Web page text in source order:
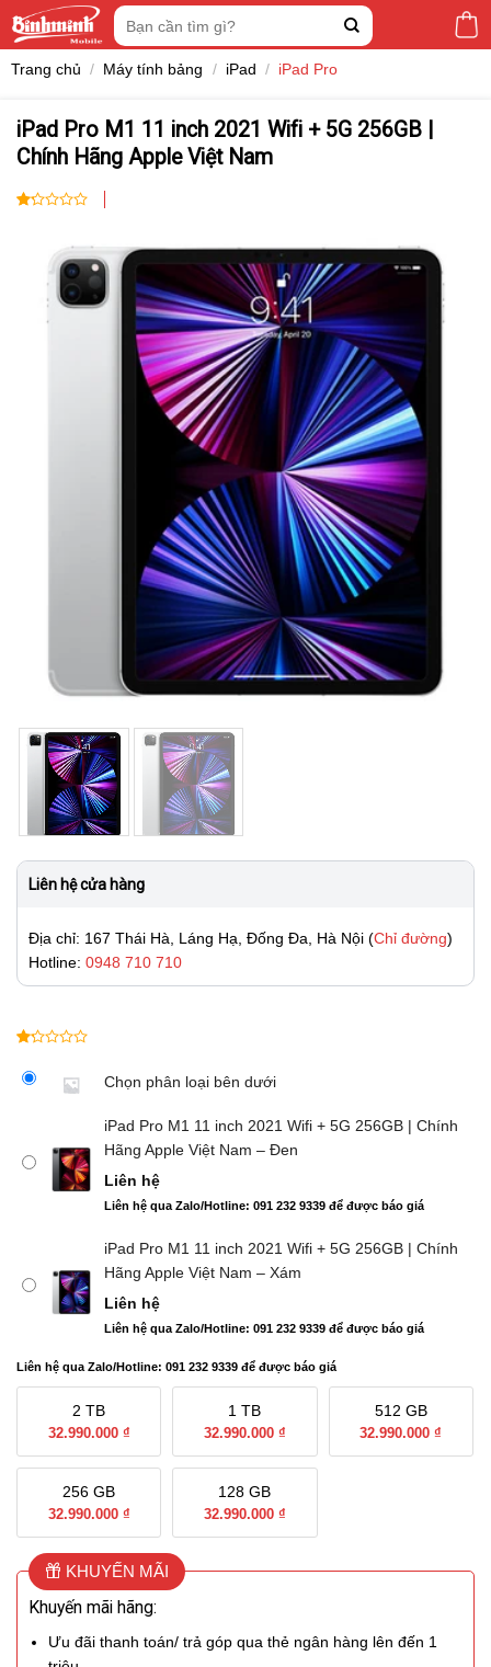
Tìm
kiếm:
Trang chủ / Máy tính bảng / iPad / iPad Pro
iPad Pro M1 11 inch 2021 Wifi + 5G 256GB |
Chính Hãng Apple Việt Nam
Liên hệ cửa hàng
Địa chỉ: 167 Thái Hà, Láng Hạ, Đống Đa, Hà Nội (Chỉ đường)
Hotline: 0948 710 710
trên
giá
Chọn phân loại bên dưới
iPad Pro M1 11 inch 2021 Wifi + 5G 256GB | Chính
Hãng Apple Việt Nam – Đen
Liên hệ
Liên hệ qua Zalo/Hotline: 091 232 9339 để được báo giá
iPad Pro M1 11 inch 2021 Wifi + 5G 256GB | Chính
Hãng Apple Việt Nam – Xám
Liên hệ
Liên hệ qua Zalo/Hotline: 091 232 9339 để được báo giá
Liên hệ qua Zalo/Hotline: 091 232 9339 để được báo giá
2 TB
32.990.000 ₫
1 TB
32.990.000 ₫
512 GB
32.990.000 ₫
256 GB
32.990.000 ₫
128 GB
32.990.000 ₫
KHUYẾN MÃI
Khuyến mãi hãng:
Ưu đãi thanh toán/ trả góp qua thẻ ngân hàng lên đến 1